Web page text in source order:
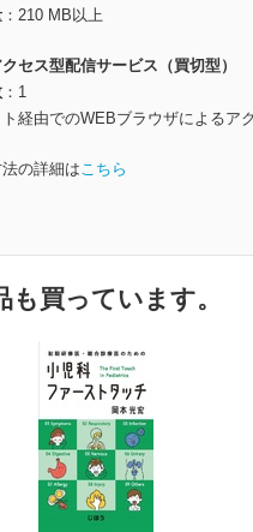
210 MB以上
クセス型配信サービス（買切型）
1
経由でのWEBブラウザによるア
の詳細はこちら
買っています。